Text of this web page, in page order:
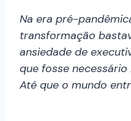
Na era pré-
transformação
ansiedade de
que fosse
Até que o mundo